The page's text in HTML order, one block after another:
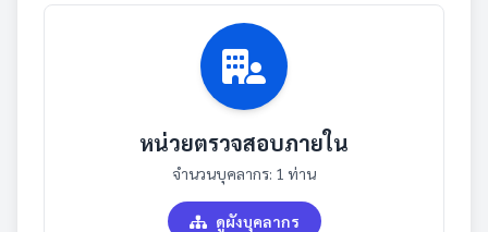
หน่วยตรวจสอบภายใน
จำนวนบุคลากร: 1 ท่าน
ดูผังบุคลากร